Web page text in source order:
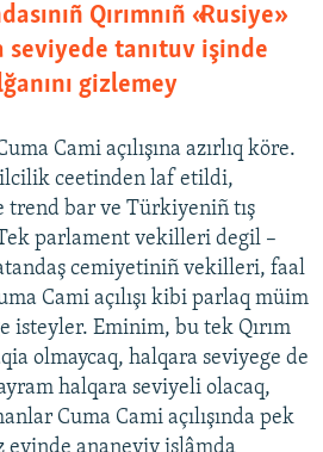
Qırımnıñ «Rusiye»
seviyede tanıtuv işinde
gizlemey
Cami açılışına azırlıq köre.
ceetinden laf etildi,
trend bar ve Türkiyeniñ tış
parlament vekilleri degil –
cemiyetiniñ vekilleri, faal
Cami açılışı kibi parlaq müim
isteyler. Eminim, bu tek Qırım
olmaycaq, halqara seviyege de
halqara seviyeli olacaq,
Cuma Cami açılışında pek